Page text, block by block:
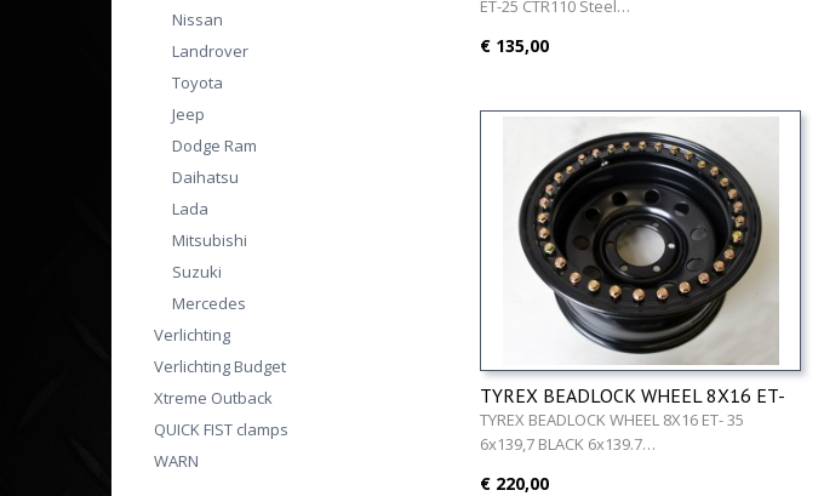
Nissan
Landrover
Toyota
Jeep
Dodge Ram
Daihatsu
Lada
Mitsubishi
Suzuki
Mercedes
Verlichting
Verlichting Budget
Xtreme Outback
QUICK FIST clamps
WARN
ET-25 CTR110 Steel…
€ 135,00
TYREX BEADLOCK WHEEL 8X16 ET-
35 6x139,7 BLACK
TYREX BEADLOCK WHEEL 8X16 ET- 35
6x139,7 BLACK 6x139.7…
€ 220,00